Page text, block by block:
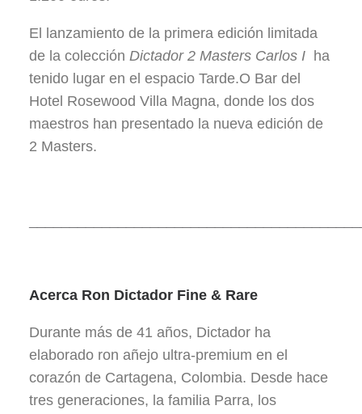
El lanzamiento de la primera edición limitada
de la colección Dictador 2 Masters Carlos I ha
tenido lugar en el espacio Tarde.O Bar del
Hotel Rosewood Villa Magna, donde los dos
maestros han presentado la nueva edición de
2 Masters.
Acerca Ron Dictador Fine & Rare
Durante más de 41 años, Dictador ha
elaborado ron añejo ultra-premium en el
corazón de Cartagena, Colombia. Desde hace
tres generaciones, la familia Parra, los